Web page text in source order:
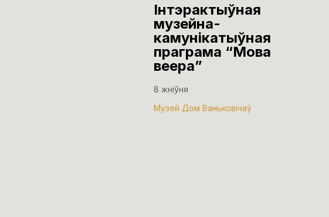
Інтэрактыўная
музейна-
камунікатыўная
праграма “Мова
веера”
8 жніўня
Музей Дом Ваньковічаў